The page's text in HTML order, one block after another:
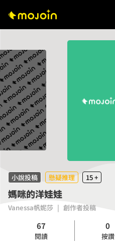
小說投稿 懸疑推理 15 +
媽咪的洋娃娃
Vanessa帆妮莎 | 創作者投稿
67
閱讀
0
按讚